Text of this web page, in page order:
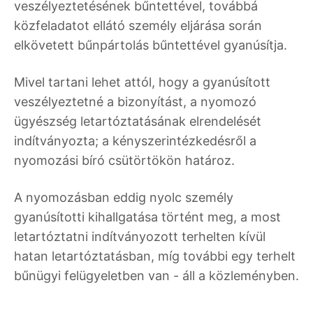
veszélyeztetésének bűntettével, továbbá
közfeladatot ellátó személy eljárása során
elkövetett bűnpártolás bűntettével gyanúsítja.
Mivel tartani lehet attól, hogy a gyanúsított
veszélyeztetné a bizonyítást, a nyomozó
ügyészség letartóztatásának elrendelését
indítványozta; a kényszerintézkedésről a
nyomozási bíró csütörtökön határoz.
A nyomozásban eddig nyolc személy
gyanúsítotti kihallgatása történt meg, a most
letartóztatni indítványozott terhelten kívül
hatan letartóztatásban, míg további egy terhelt
bűnügyi felügyeletben van - áll a közleményben.